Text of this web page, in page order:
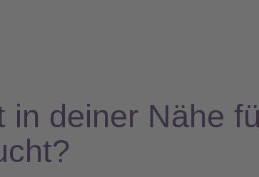
in deiner Nähe